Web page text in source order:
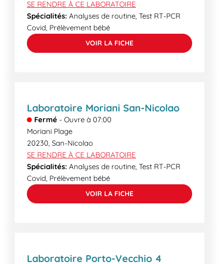
SE RENDRE À CE LABORATOIRE
Spécialités: Analyses de routine, Test RT-PCR
Covid, Prélèvement bébé
VOIR LA FICHE
Laboratoire Moriani San-Nicolao
Fermé - Ouvre à 07:00
Moriani Plage
20230, San-Nicolao
SE RENDRE À CE LABORATOIRE
Spécialités: Analyses de routine, Test RT-PCR
Covid, Prélèvement bébé
VOIR LA FICHE
Laboratoire Porto-Vecchio 4